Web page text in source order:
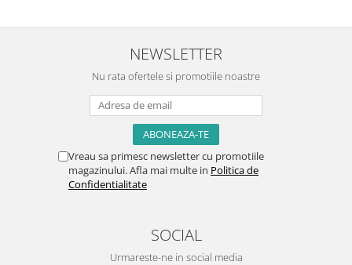
NEWSLETTER
Nu rata ofertele si promotiile noastre
Vreau sa primesc newsletter cu promotiile
magazinului. Afla mai multe in Politica de
Confidentialitate
SOCIAL
Urmareste-ne in social media